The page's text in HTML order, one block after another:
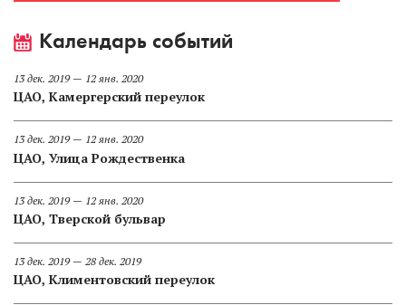
Календарь событий
13 дек. 2019 — 12 янв. 2020
ЦАО, Камергерский переулок
13 дек. 2019 — 12 янв. 2020
ЦАО, Улица Рождественка
13 дек. 2019 — 12 янв. 2020
ЦАО, Тверской бульвар
13 дек. 2019 — 28 дек. 2019
ЦАО, Климентовский переулок